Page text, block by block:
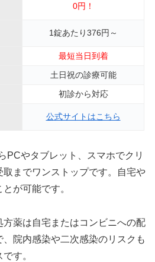
0円！
1錠あたり376円～
最短当日到着
土日祝の診療可能
初診から対応
公式サイトはこちら
PCやタブレット、スマホでクリ
までワンストップです。自宅や
が可能です。
薬は自宅またはコンビニへの配
院内感染や二次感染のリスクも
す。